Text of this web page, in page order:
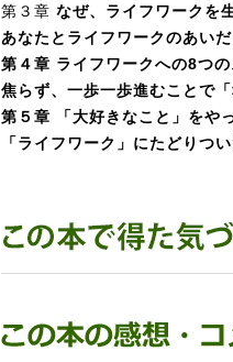
第３章 なぜ、ライフワークを
あなたとライフワークのあい
第４章 ライフワークへの8つ
焦らず、一歩一歩進むことで
第５章
「大好きなこと」をや
「ライフワーク」にたどりつ